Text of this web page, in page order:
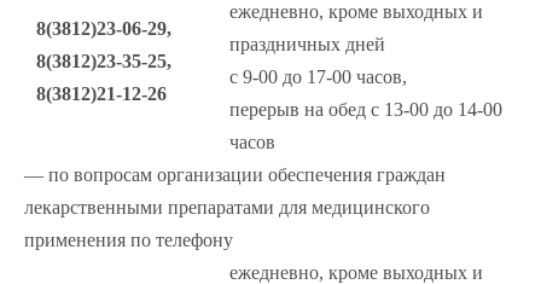
8(3812)23-06-29,
8(3812)23-35-25,
8(3812)21-12-26
ежедневно, кроме выходных и
праздничных дней
с 9-00 до 17-00 часов,
перерыв на обед с 13-00 до 14-00
часов
— по вопросам организации обеспечения граждан
лекарственными препаратами для медицинского
применения по телефону
ежедневно, кроме выходных и